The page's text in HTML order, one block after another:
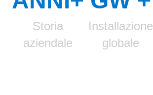
Storia
aziendale
Installazione
globale